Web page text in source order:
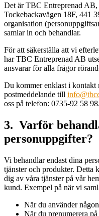
Det är TBC Entreprenad
Tockebackavägen 18F, 441
organisation
samlar in och behandlar.
För att säkerställa att vi
har TBC Entreprenad AB
ansvarar för alla frågor
Du kommer enklast i kontakt
postmeddelande till
oss på telefon: 0735-92 58 98.
3. Varför
personuppgifter?
Vi behandlar endast dina
tjänster och produkter. Detta
dig av våra tjänster på vår
kund. Exempel på när vi
När du använder
När du prenumerera